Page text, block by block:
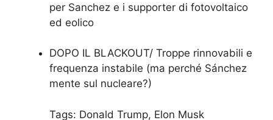
per Sanchez e i supporter di fotovoltaico
ed eolico
DOPO IL BLACKOUT/ Troppe rinnovabili e
frequenza instabile (ma perché Sánchez
mente sul nucleare?)
Tags: Donald Trump, Elon Musk